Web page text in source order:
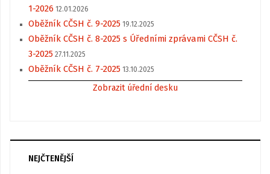
1-2026 12.01.2026
Oběžník CČSH č. 9-2025 19.12.2025
Oběžník CČSH č. 8-2025 s Úředními zprávami CČSH č.
3-2025 27.11.2025
Oběžník CČSH č. 7-2025 13.10.2025
Zobrazit úřední desku
NEJČTENĚJŠÍ